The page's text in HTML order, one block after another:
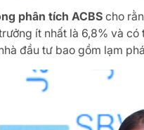
phân tích ACBScho
ít nhất là 6,8% và
đầu tư bao gồm lạm